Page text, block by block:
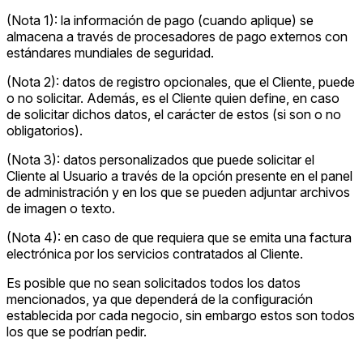
(Nota 1): la información de pago (cuando aplique) se
almacena a través de procesadores de pago externos con
estándares mundiales de seguridad.
(Nota 2): datos de registro opcionales, que el Cliente, puede
o no solicitar. Además, es el Cliente quien define, en caso
de solicitar dichos datos, el carácter de estos (si son o no
obligatorios).
(Nota 3): datos personalizados que puede solicitar el
Cliente al Usuario a través de la opción presente en el panel
de administración y en los que se pueden adjuntar archivos
de imagen o texto.
(Nota 4): en caso de que requiera que se emita una factura
electrónica por los servicios contratados al Cliente.
Es posible que no sean solicitados todos los datos
mencionados, ya que dependerá de la configuración
establecida por cada negocio, sin embargo estos son todos
los que se podrían pedir.